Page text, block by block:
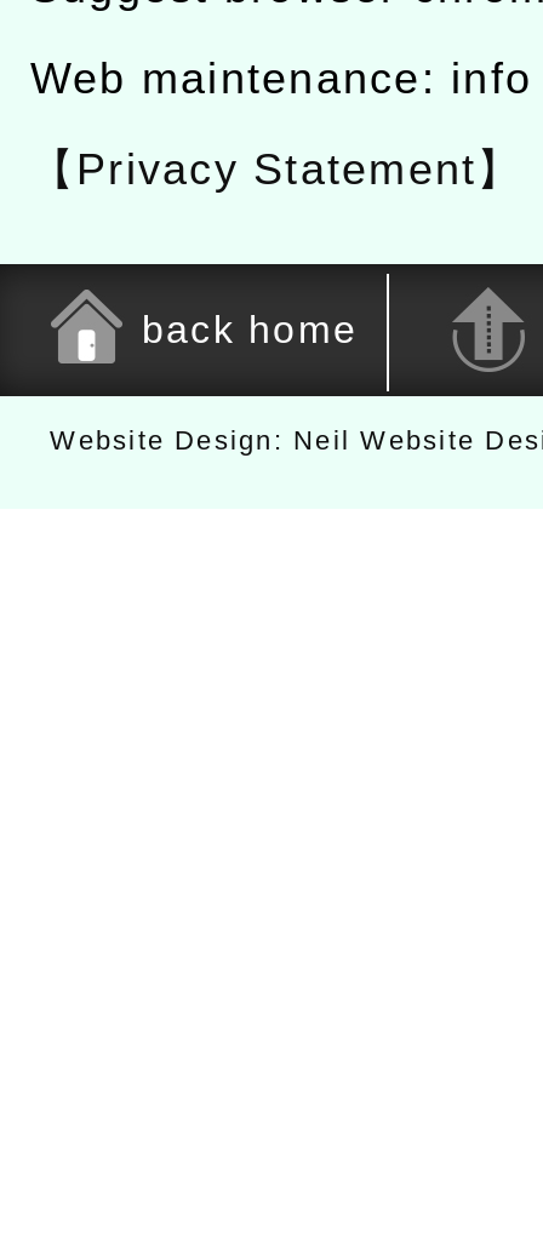
Web maintenance:
【Privacy Statement】
back home
Website Design: Neil Website